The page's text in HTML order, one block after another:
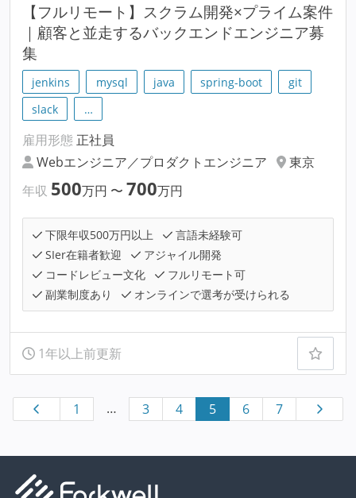
【フルリモート】スクラム開発×プライム案件
｜顧客と並走するバックエンドエンジニア募
集
jenkins mysql java spring-boot
git
slack
…
雇用形態 正社員
Webエンジニア／プロダクトエンジニア
東京
年収 500万円 〜 700万円
下限年収500万円以上
言語未経験可
SIer在籍者歓迎
アジャイル開発
コードレビュー文化
フルリモート可
副業制度あり
オンラインで選考が受けられる
1年以上前更新
1 … 3 4 5 6 7